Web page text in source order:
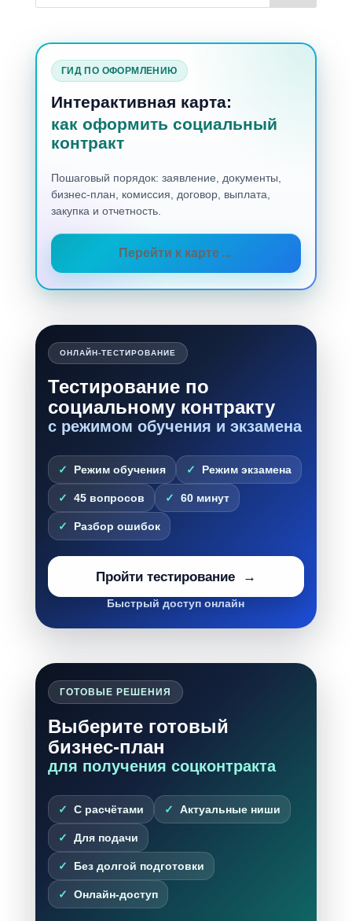
ГИД ПО ОФОРМЛЕНИЮ
Интерактивная карта:
как оформить социальный
контракт
Пошаговый порядок: заявление, документы,
бизнес-план, комиссия, договор, выплата,
закупка и отчетность.
Перейти к карте
ОНЛАЙН-ТЕСТИРОВАНИЕ
Тестирование по
социальному контракту
с режимом обучения и экзамена
Режим обучения Режим экзамена
45 вопросов 60 минут
Разбор ошибок
Пройти тестирование
Быстрый доступ онлайн
ГОТОВЫЕ РЕШЕНИЯ
Выберите готовый
бизнес-план
для получения соцконтракта
С расчётами Актуальные ниши
Для подачи
Без долгой подготовки
Онлайн-доступ